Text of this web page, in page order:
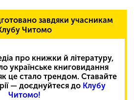
завдяки учасникам
Читомо
про книжки й літературу,
українське книговидання
це стало трендом. Ставайте
— доєднуйтеся до Клубу
Читомо!